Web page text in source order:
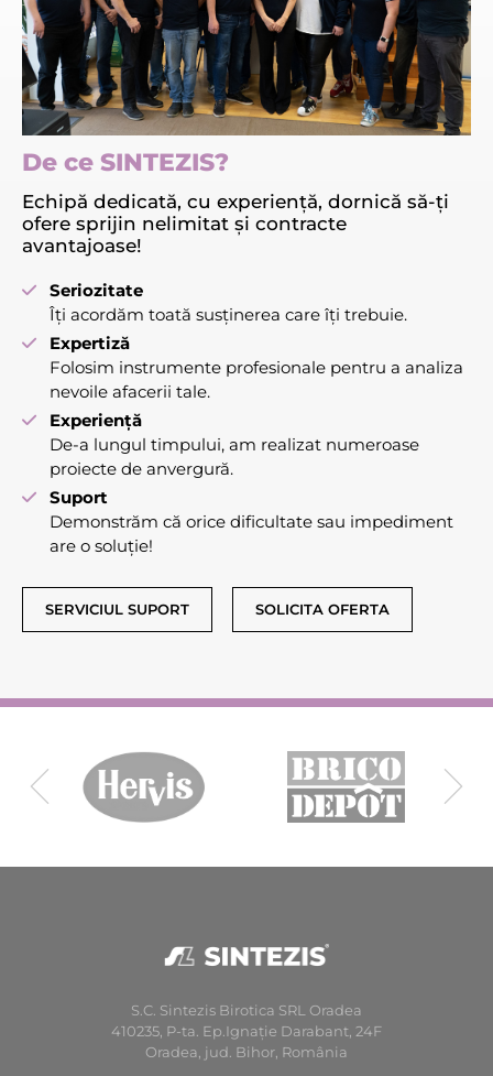
De ce SINTEZIS?
Echipă dedicată, cu experiență, dornică să-ți
ofere sprijin nelimitat și contracte
avantajoase!
Seriozitate
Îți acordăm toată susținerea care îți trebuie.
Expertiză
Folosim instrumente profesionale pentru a analiza
nevoile afacerii tale.
Experiență
De-a lungul timpului, am realizat numeroase
proiecte de anvergură.
Suport
Demonstrăm că orice dificultate sau impediment
are o soluție!
SERVICIUL SUPORT SOLICITA OFERTA
S.C. Sintezis Birotica SRL Oradea
410235, P-ta. Ep.Ignaţie Darabant, 24F
Oradea, jud. Bihor, România